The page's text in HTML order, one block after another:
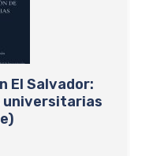
El Salvador:
universitarias